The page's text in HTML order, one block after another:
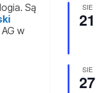
Są
w
SIE
21
SIE
27